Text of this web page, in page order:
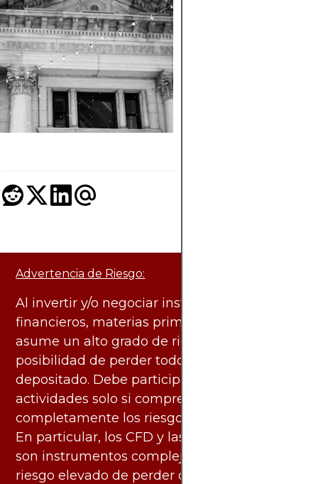
Advertencia de Riesgo:
Al invertir y/o negociar instrumentos
financieros, materias primas y otros activos,
asume un alto grado de riesgo. Existe la
posibilidad de perder todo el capital
depositado. Debe participar en estas
actividades solo si comprende
completamente los riesgos asociados.
En particular, los CFD y las criptomonedas
son instrumentos complejos y conllevan un
riesgo elevado de perder dinero